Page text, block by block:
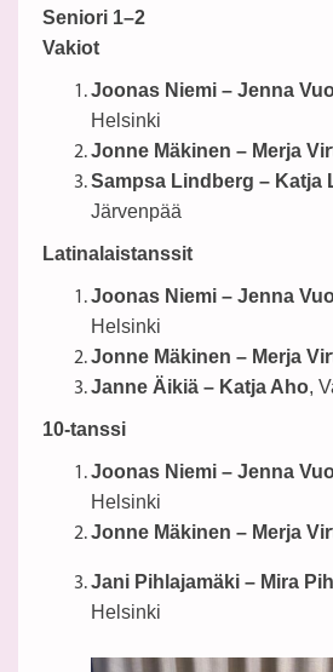
Seniori 1–2
Vakiot
Joonas Niemi – Jenna
Helsinki
Jonne Mäkinen – Merja
Sampsa Lindberg – Katja
Järvenpää
Latinalaistanssit
Joonas Niemi – Jenna
Helsinki
Jonne Mäkinen – Merja
Janne Äikiä – Katja Aho,
10-tanssi
Joonas Niemi – Jenna
Helsinki
Jonne Mäkinen – Merja
Jani Pihlajamäki – Mira
Helsinki